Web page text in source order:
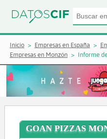
Inicio Empresas en España
Empresas en Monzón
Informe
GOAN PIZZAS